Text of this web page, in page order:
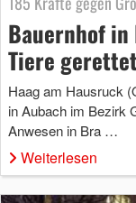
Bauernhof
Tiere
Haag am Hausruck
in Aubach im Bezirk
Anwesen in Bra …
Weiterlesen